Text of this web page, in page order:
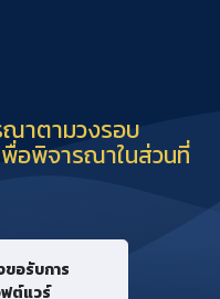
ณาตามวงรอบ
พื่อพิจารณาในส่วนที่
อรับการ
ต์แวร์